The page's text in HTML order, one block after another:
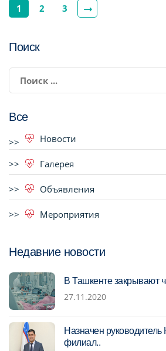
Поиск
Все
Новости
Галерея
Объявления
Мероприятия
Недавние новости
В Ташкенте закрывают
27.11.2020
Назначен руководитель
филиал..
1 2 3